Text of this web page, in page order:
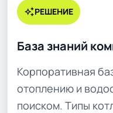
auto_awesomeРЕШЕНИЕ
База знаний
Корпоративная
отоплению и
поиском. Типы